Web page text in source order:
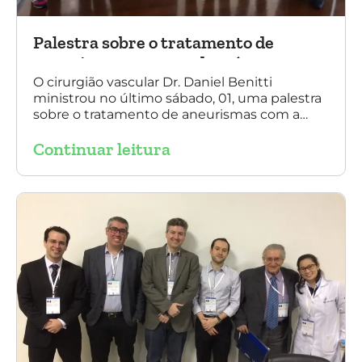
Palestra sobre o tratamento de
aneurismas com a endoprótese
multilayer, em Porto Alegre
O cirurgião vascular Dr. Daniel Benitti
ministrou no último sábado, 01, uma palestra
sobre o tratamento de aneurismas com a
foto, Dr. Daniel Benitti (ao centro) com os
Angiologia e Cirurgia Vascular do Rio Grande
do Sul.
Continuar leitura